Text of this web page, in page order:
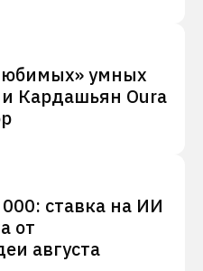
умных
Кардашьян Oura
ставка на ИИ
от
августа